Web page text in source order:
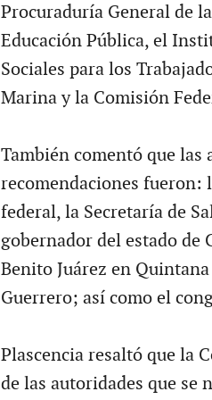
Procuraduría General de
Educación Pública, el
Sociales para los
Marina y la Comisión
También comentó que las
recomendaciones fueron:
federal, la Secretaría de
gobernador del estado de
Benito Juárez en
Guerrero; así como el
Plascencia resaltó que la
de las autoridades que se